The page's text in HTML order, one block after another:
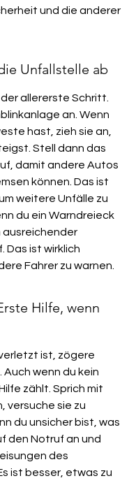
und die anderer
Unfallstelle ab
allererste Schritt.
an. Wenn
hast, zieh sie an,
Stell dann das
damit andere Autos
können. Das ist
weitere Unfälle zu
du ein Warndreieck
ausreichender
Das ist wirklich
Fahrer zu warnen.
Hilfe, wenn
ist, zögere
Auch wenn du kein
zählt. Sprich mit
versuche sie zu
du unsicher bist, was
den Notruf an und
des
ist besser, etwas zu